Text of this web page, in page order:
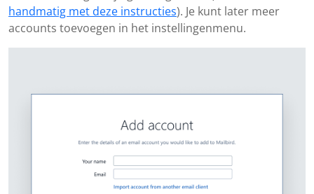
handmatig met deze instructies). Je kunt later meer
accounts toevoegen in het instellingenmenu.